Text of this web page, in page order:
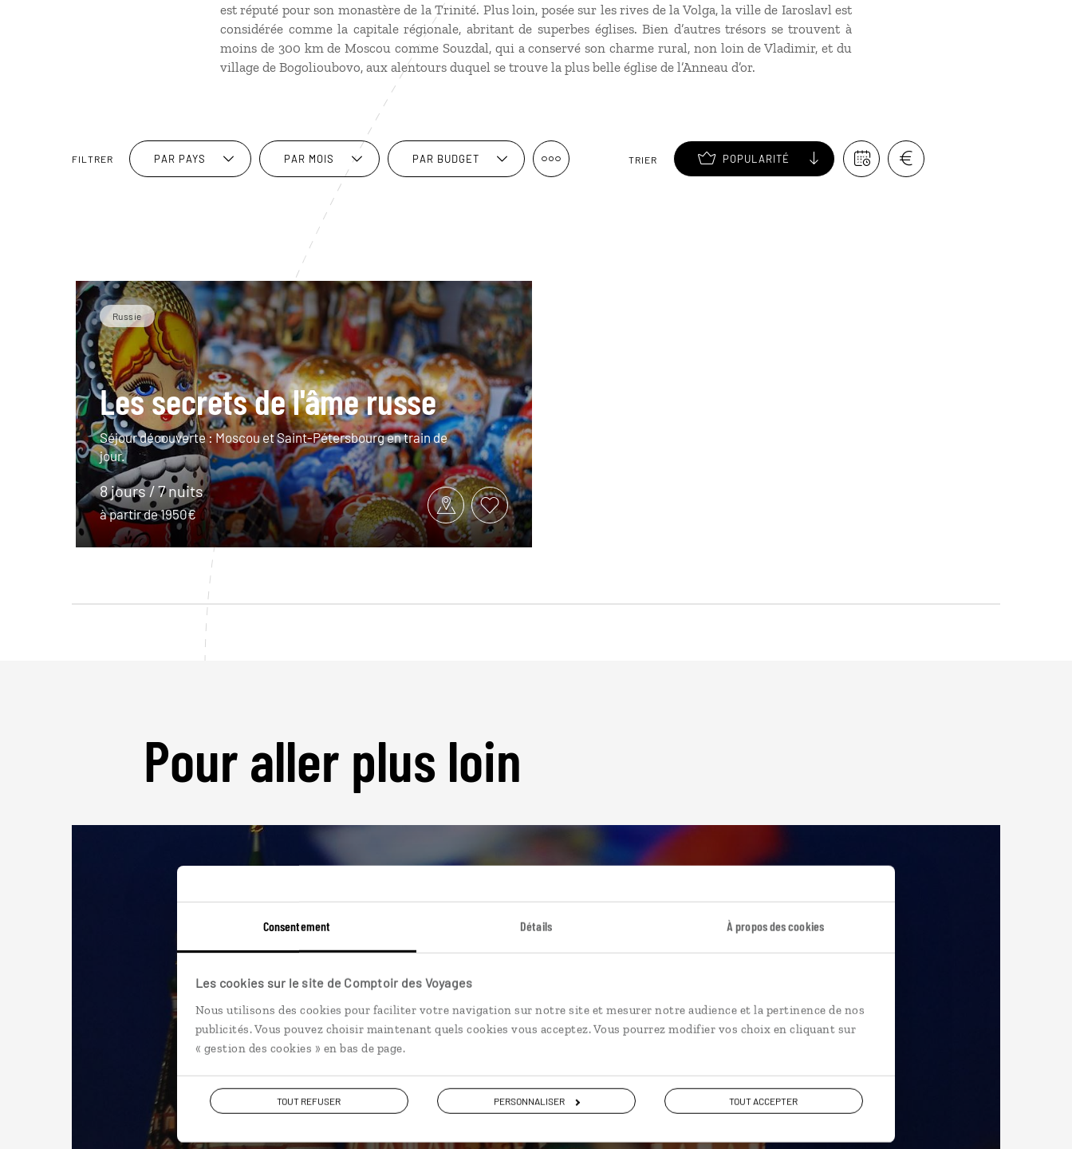
Consentement Détails À propos des cookies
Les cookies sur le site de Comptoir des Voyages
Nous utilisons des cookies pour faciliter votre navigation sur notre site et mesurer notre audience et la pertinence de nos
publicités. Vous pouvez choisir maintenant quels cookies vous acceptez. Vous pourrez modifier vos choix en cliquant sur
« gestion des cookies » en bas de page.
TOUT REFUSER PERSONNALISER TOUT ACCEPTER
est réputé pour son monastère de la Trinité. Plus loin, posée sur les rives de la Volga, la ville de Iaroslavl est
considérée comme la capitale régionale, abritant de superbes églises. Bien d’autres trésors se trouvent à
moins de 300 km de Moscou comme Souzdal, qui a conservé son charme rural, non loin de Vladimir, et du
village de Bogolioubovo, aux alentours duquel se trouve la plus belle église de l’Anneau d’or.
FILTRER PAR PAYS PAR MOIS PAR BUDGET TRIER POPULARITÉ
Russie
Les secrets de l'âme russe
Séjour découverte : Moscou et Saint-Pétersbourg en train de
jour.
8 jours / 7 nuits
à partir de 1950€
Pour aller plus loin
Nos 7 idées de voyage
Russie